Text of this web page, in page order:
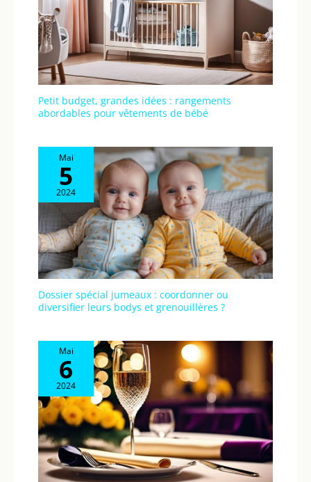
Petit budget, grandes idées : rangements
abordables pour vêtements de bébé
Mai
5
2024
Dossier spécial jumeaux : coordonner ou
diversifier leurs bodys et grenouillères ?
Mai
6
2024